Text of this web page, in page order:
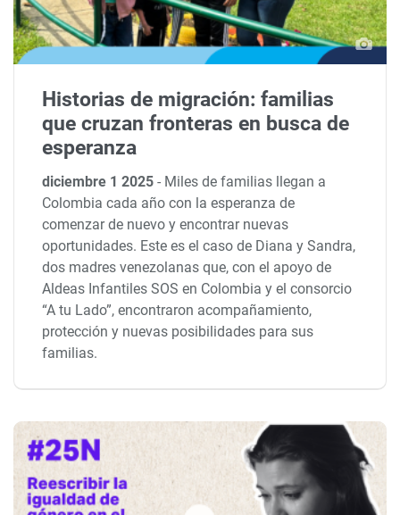
Historias de migración: familias
que cruzan fronteras en busca de
esperanza
diciembre 1 2025- Miles de familias llegan a
Colombia cada año con la esperanza de
comenzar de nuevo y encontrar nuevas
oportunidades. Este es el caso de Diana y Sandra,
dos madres venezolanas que, con el apoyo de
Aldeas Infantiles SOS en Colombia y el consorcio
“A tu Lado”, encontraron acompañamiento,
protección y nuevas posibilidades para sus
familias.